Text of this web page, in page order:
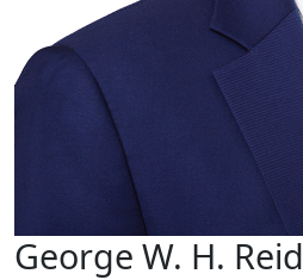
George W. H. Reid